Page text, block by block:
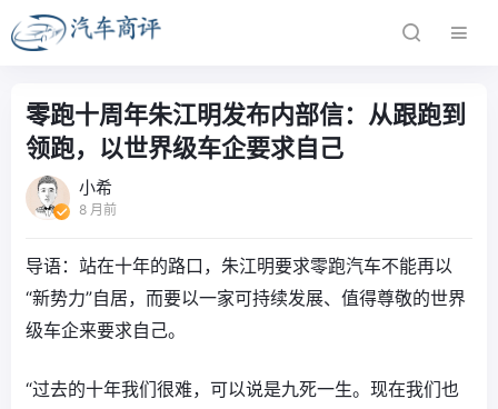
零跑十周年朱江明发布内部信：从跟跑到
领跑，以世界级车企要求自己
小希
8 月前
导语：站在十年的路口，朱江明要求零跑汽车不能再以
“新势力”自居，而要以一家可持续发展、值得尊敬的世界
级车企来要求自己。
“过去的十年我们很难，可以说是九死一生。现在我们也